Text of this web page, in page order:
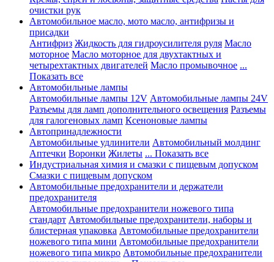
очистки рук
Автомобильное масло, мото масло, антифризы и
присадки
Антифриз Жидкость для гидроусилителя руля Масло
моторное Масло моторное для двухтактных и
четырехтактных двигателей Масло промывочное ...
Показать все
Автомобильные лампы
Автомобильные лампы 12V Автомобильные лампы 24V
Разъемы для ламп дополнительного освещения Разъемы
для галогеновых ламп Ксеноновые лампы
Автопринадлежности
Автомобильные удлинители Автомобильный молдинг
Аптечки Воронки Жилеты ... Показать все
Индустриальная химия и смазки с пищевым допуском
Смазки с пищевым допуском
Автомобильные предохранители и держатели
предохранителя
Автомобильные предохранители ножевого типа
стандарт Автомобильные предохранители, наборы и
блистерная упаковка Автомобильные предохранители
ножевого типа мини Автомобильные предохранители
ножевого типа микро Автомобильные предохранители